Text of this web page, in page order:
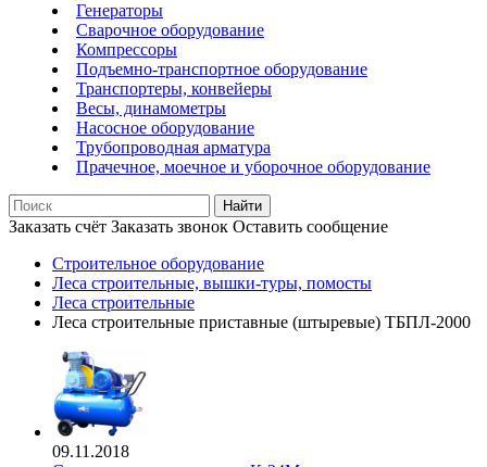
Генераторы
Сварочное оборудование
Компрессоры
Подъемно-транспортное оборудование
Транспортеры, конвейеры
Весы, динамометры
Насосное оборудование
Трубопроводная арматура
Прачечное, моечное и уборочное оборудование
Найти
Заказать счёт Заказать звонок Оставить сообщение
Строительное оборудование
Леса строительные, вышки-туры, помосты
Леса строительные
Леса строительные приставные (штыревые) ТБПЛ-2000
09.11.2018